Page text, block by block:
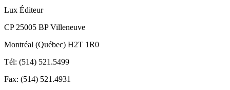
Lux Éditeur
CP 25005 BP Villeneuve
Montréal (Québec) H2T 1R0
Tél: (514) 521.5499
Fax: (514) 521.4931